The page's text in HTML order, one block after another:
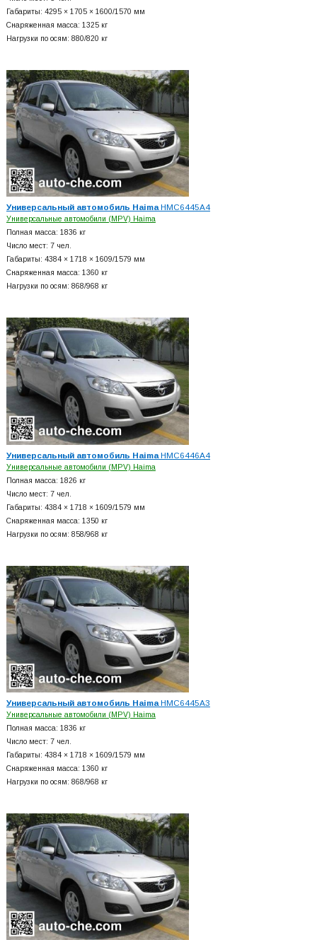
Габариты: 4295 × 1705 × 1600/1570 мм
Снаряженная масса: 1325 кг
Нагрузки по осям: 880/820 кг
Универсальный автомобиль HaimaHMC6445A4
Универсальные автомобили (MPV) Haima
Полная масса: 1836 кг
Число мест: 7 чел.
Габариты: 4384 × 1718 × 1609/1579 мм
Снаряженная масса: 1360 кг
Нагрузки по осям: 868/968 кг
Универсальный автомобиль HaimaHMC6446A4
Универсальные автомобили (MPV) Haima
Полная масса: 1826 кг
Число мест: 7 чел.
Габариты: 4384 × 1718 × 1609/1579 мм
Снаряженная масса: 1350 кг
Нагрузки по осям: 858/968 кг
Универсальный автомобиль HaimaHMC6445A3
Универсальные автомобили (MPV) Haima
Полная масса: 1836 кг
Число мест: 7 чел.
Габариты: 4384 × 1718 × 1609/1579 мм
Снаряженная масса: 1360 кг
Нагрузки по осям: 868/968 кг